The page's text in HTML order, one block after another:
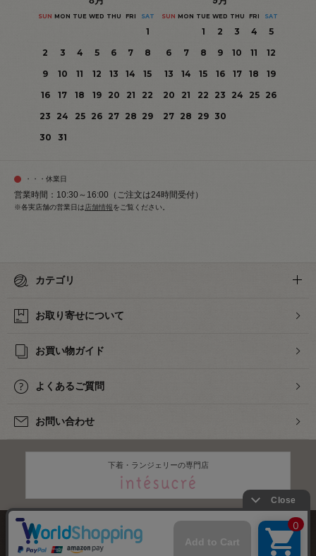
SUN MON TUE WED THU FRI SAT
1
2
3 4 5 6 7
8
9
10 11 12 13 14
15
16
17 18 19 20 21
22
23
24 25 26 27 28 29
30
31
SUN MON TUE WED THU FRI SAT
1 2 3 4
5
6
7 8 9 10 11
12
13
14 15 16 17 18
19
20
21 22 23 24 25
26
27 28 29 30
・・・休業日
営業時間：10:30～16:00（ご注文は24時間受付）
※各実店舗の営業日は 店舗情報をご覧ください。
カテゴリ
お取り寄せについて
お買い物ガイド
よくあるご質問
お問い合わせ
下着・ランジェリーの専門店
株式会社オカダヤ